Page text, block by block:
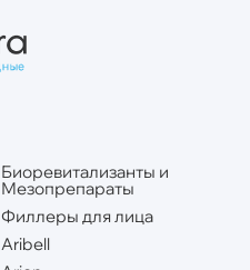
Биоревитализанты и
Мезопрепараты
Филлеры для лица
Aribell